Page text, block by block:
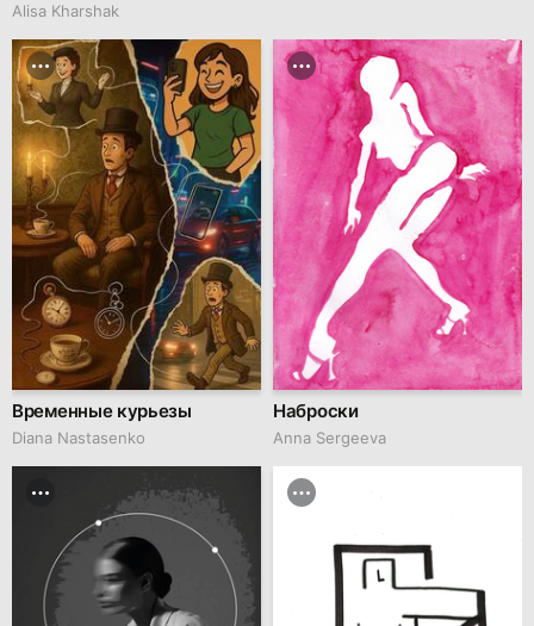
Alisa Kharshak
Временные курьезы
Diana Nastasenko
Наброски
Anna Sergeeva